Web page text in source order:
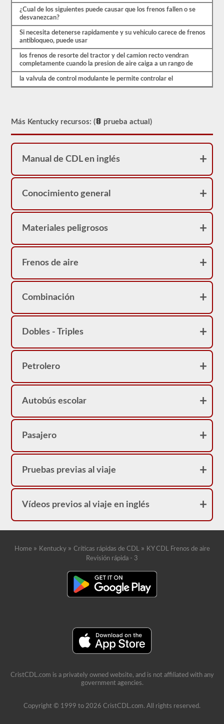
otras
pruebas
aprobación,
realidad
sirve
restricción
un
la
prueba
frenos
neumáticos,
conducir
vehículo
esté
neumáticos
porque
licencia
una
¿Cual de los siguientes puede causar que los frenos fallen o se
desvanezcan?
Si necesita detenerse rapidamente y su vehiculo carece de frenos
antibloqueo, puede usar
los frenos de resorte del tractor y del camion recto vendran
completamente cuando la presion de aire caiga a un rango de
la valvula de control modulante le permite controlar el
Más Kentucky recursos: ( prueba actual)
Manual de CDL en inglés
Conocimiento general
Materiales peligrosos
Frenos de aire
Combinación
Dobles - Triples
Petrolero
Autobús escolar
Pasajero
Pruebas previas al viaje
Vídeos previos al viaje en inglés
Home » Kentucky » Críticas rápidas de CDL » KY CDL Frenos de aire
Revisión rápida - 3
CristCDL.com is a privately owned website, and is not affiliated with any
government agencies.
Copyright © 1999 to 2026 CristCDL.com. All rights reserved.